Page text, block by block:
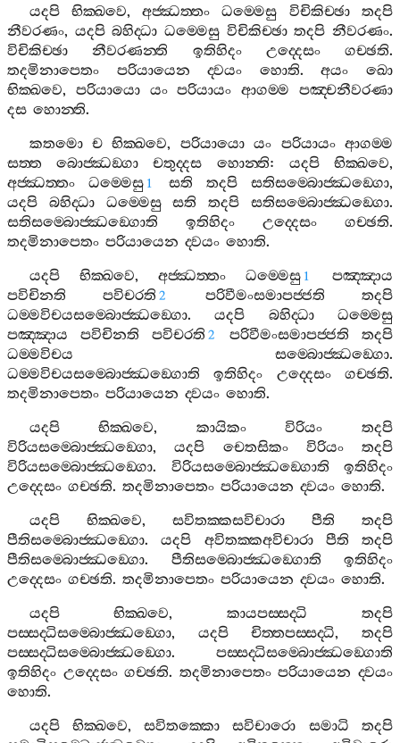
යදපි භික‍්ඛවෙ,අජ‍්ඣත‍්තං ධම‍්මෙසු විචිකිච‍්ඡා
තදපි
නීවරණං, යදපි බහිද‍්ධා ධම‍්මෙසු විචිකිච‍්ඡා තදපි නීවරණං.
විචිකිච‍්ඡා
නීවරණන‍්ති ඉතිහිදං උද‍්දෙසං ගච‍්ඡති.
තදමිනාපෙතං
පරියායෙන ද‍්වයං හොති.අයං
ඛො
භික‍්ඛවෙ, පරියායො යං පරියායං ආගම‍්ම
පඤ‍්චනීවරණා
දස හොන‍්ති.
කතමො ච භික‍්ඛවෙ, පරියායො යං පරියායං ආගම‍්ම
සත‍්ත
බොජ‍්ඣඞ‍්ගා චතුද‍්දස හොන‍්ති: යදපි භික‍්ඛවෙ,
අජ‍්ඣත‍්තං
ධම‍්මෙසු 1 සති තදපි සතිසම‍්බොජ‍්ඣඞ‍්ගො,
යදපි
බහිද‍්ධා ධම‍්මෙසු සති තදපි සතිසම‍්බොජ‍්ඣඞ‍්ගො.
සතිසම‍්බොජ‍්ඣඞ‍්ගොති
ඉතිහිදං උද‍්දෙසං ගච‍්ඡති.
තදමිනාපෙතං පරියායෙන ද‍්වයං හොති.
යදපි
භික‍්ඛවෙ, අජ‍්ඣත‍්තං ධම‍්මෙසු 1
පඤ‍්ඤාය
පවිචිනති
පවිචරති 2 පරිවීමංසමාපජ‍්ජති
තදපි
ධම‍්මවිචයසම‍්බොජ‍්ඣඞ‍්ගො.යදපි බහිද‍්ධා
ධම‍්මෙසු
පඤ‍්ඤාය
පවිචිනති පවිචරති 2 පරිවීමංසමාපජ‍්ජති
තදපි
ධම‍්මවිචය
සම‍්බොජ‍්ඣඞ‍්ගො.
ධම‍්මවිචයසම‍්බොජ‍්ඣඞ‍්ගොති
ඉතිහිදං උද‍්දෙසං ගච‍්ඡති.
තදමිනාපෙතං පරියායෙන ද‍්වයං හොති.
යදපි
භික‍්ඛවෙ, කායිකං විරියං
තදපි
විරියසම‍්බොජ‍්ඣඞ‍්ගො,යදපි චෙතසිකං විරියං
තදපි
විරියසම‍්බොජ‍්ඣඞ‍්ගො. විරියසම‍්බොජ‍්ඣඞ‍්ගොති
ඉතිහිදං
උද‍්දෙසං ගච‍්ඡති. තදමිනාපෙතං පරියායෙන ද‍්වයං හොති.
යදපි
භික‍්ඛවෙ, සවිතක‍්කසවිචාරා පීති
තදපි
පීතිසම‍්බොජ‍්ඣඞ‍්ගො.යදපි අවිතක‍්කඅවිචාරා පීති
තදපි
පීතිසම‍්බොජ‍්ඣඞ‍්ගො. පීතිසම‍්බොජ‍්ඣඞ‍්ගොති
ඉතිහිදං
උද‍්දෙසං ගච‍්ඡති. තදමිනාපෙතං පරියායෙන ද‍්වයං හොති.
යදපි
භික‍්ඛවෙ,කායපස‍්සද‍්ධි
තදපි
පස‍්සද‍්ධිසම‍්බොජ‍්ඣඞ‍්ගො, යදපි චිත‍්තපස‍්සද‍්ධි,තදපි
පස‍්සද‍්ධිසම‍්බොජ‍්ඣඞ‍්ගො. පස‍්සද‍්ධිසම‍්බොජ‍්ඣඞ‍්ගොති
ඉතිහිදං උද‍්දෙසං ගච‍්ඡති. තදමිනාපෙතං පරියායෙන ද‍්වයං
හොති.
යදපි
භික‍්ඛවෙ,සවිතක‍්කො සවිචාරො සමාධි
තදපි